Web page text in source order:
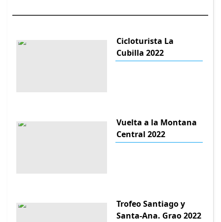
Cicloturista La
Cubilla 2022
Vuelta a la Montana
Central 2022
Trofeo Santiago y
Santa-Ana. Grao 2022